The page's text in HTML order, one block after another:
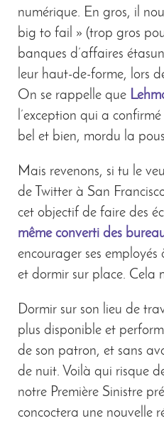
numérique. En gros, il
big to fail » (trop gros
banques d’affaires
leur haut-de-forme, lors
On se rappelle que
l’exception qui a
bel et bien, mordu la
Mais revenons, si tu le
de Twitter à San
cet objectif de faire des
même converti des
encourager ses
et dormir sur place. Cela
Dormir sur son lieu de
plus disponible et
de son patron, et sans
de nuit. Voilà qui risque
notre Première Sinistre
concoctera une nouvelle